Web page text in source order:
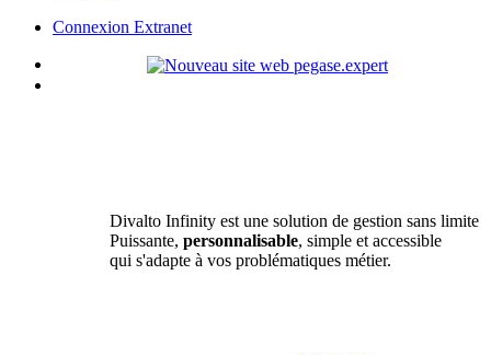
Connexion Extranet
Divalto Infinity est une solution de gestion sans limite
Puissante, personnalisable, simple et accessible
qui s'adapte à vos problématiques métier.